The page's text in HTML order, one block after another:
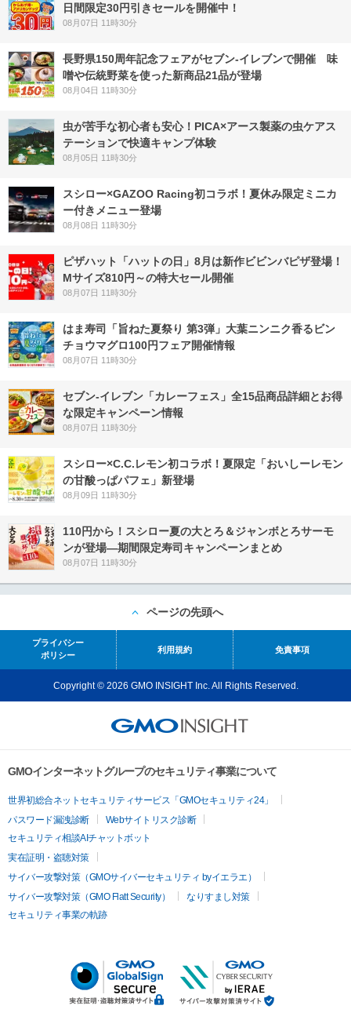
日間限定30円引きセールを開催中！
08月07日 11時30分
長野県150周年記念フェアがセブン-イレブンで開催 味
噌や伝統野菜を使った新商品21品が登場
08月04日 11時30分
虫が苦手な初心者も安心！PICA×アース製薬の虫ケアス
テーションで快適キャンプ体験
08月05日 11時30分
スシロー×GAZOO Racing初コラボ！夏休み限定ミニカ
ー付きメニュー登場
08月08日 11時30分
ピザハット「ハットの日」8月は新作ビビンバピザ登場！
Mサイズ810円～の特大セール開催
08月07日 11時30分
はま寿司「旨ねた夏祭り 第3弾」大葉ニンニク香るビン
チョウマグロ100円フェア開催情報
08月07日 11時30分
セブン‐イレブン「カレーフェス」全15品商品詳細とお得
な限定キャンペーン情報
08月07日 11時30分
スシロー×C.C.レモン初コラボ！夏限定「おいしーレモン
の甘酸っぱパフェ」新登場
08月09日 11時30分
110円から！スシロー夏の大とろ＆ジャンボとろサーモ
ンが登場―期間限定寿司キャンペーンまとめ
08月07日 11時30分
ページの先頭へ
プライバシー
ポリシー
利用規約 免責事項
Copyright © 2026 GMO INSIGHT Inc. All Rights Reserved.
GMOインターネットグループのセキュリティ事業について
世界初総合ネットセキュリティサービス「GMOセキュリティ24」
パスワード漏洩診断
Webサイトリスク診断
セキュリティ相談AIチャットボット
実在証明・盗聴対策
サイバー攻撃対策（GMOサイバーセキュリティ byイエラエ）
サイバー攻撃対策（GMO Flatt Security）
なりすまし対策
セキュリティ事業の軌跡